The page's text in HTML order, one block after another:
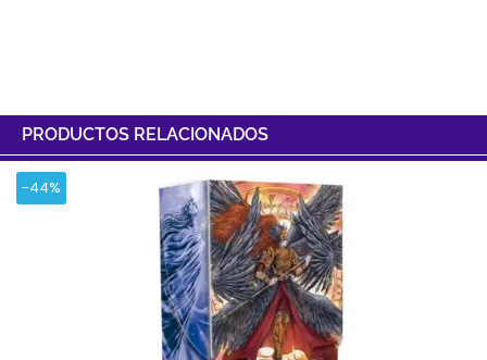
PRODUCTOS RELACIONADOS
-44%